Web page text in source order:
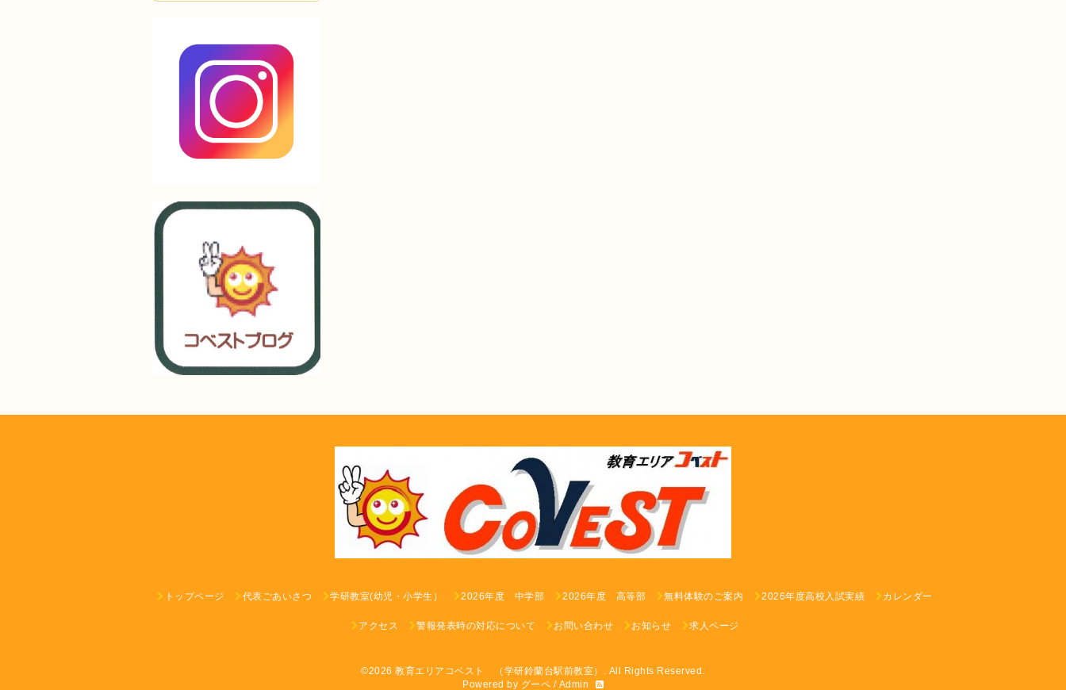
トップページ 代表ごあいさつ 学研教室(幼児・小学生） 2026年度 中学部 2026年度 高等部 無料体験のご案内 2026年度高校入試実績 カレンダー
アクセス 警報発表時の対応について お問い合わせ お知らせ 求人ページ
©2026教育エリアコベスト （学研鈴蘭台駅前教室） . All Rights Reserved.
Powered by グーペ / Admin